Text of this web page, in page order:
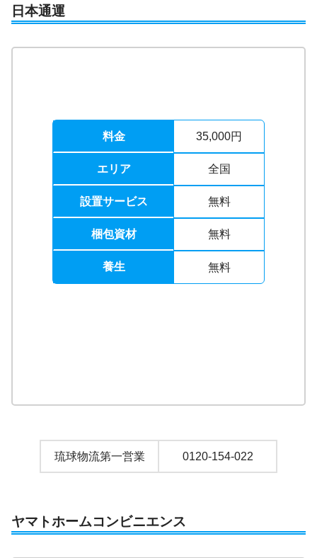
日本通運
料金 35,000円
エリア 全国
設置サービス 無料
梱包資材 無料
養生 無料
琉球物流第一営業 0120-154-022
ヤマトホームコンビニエンス